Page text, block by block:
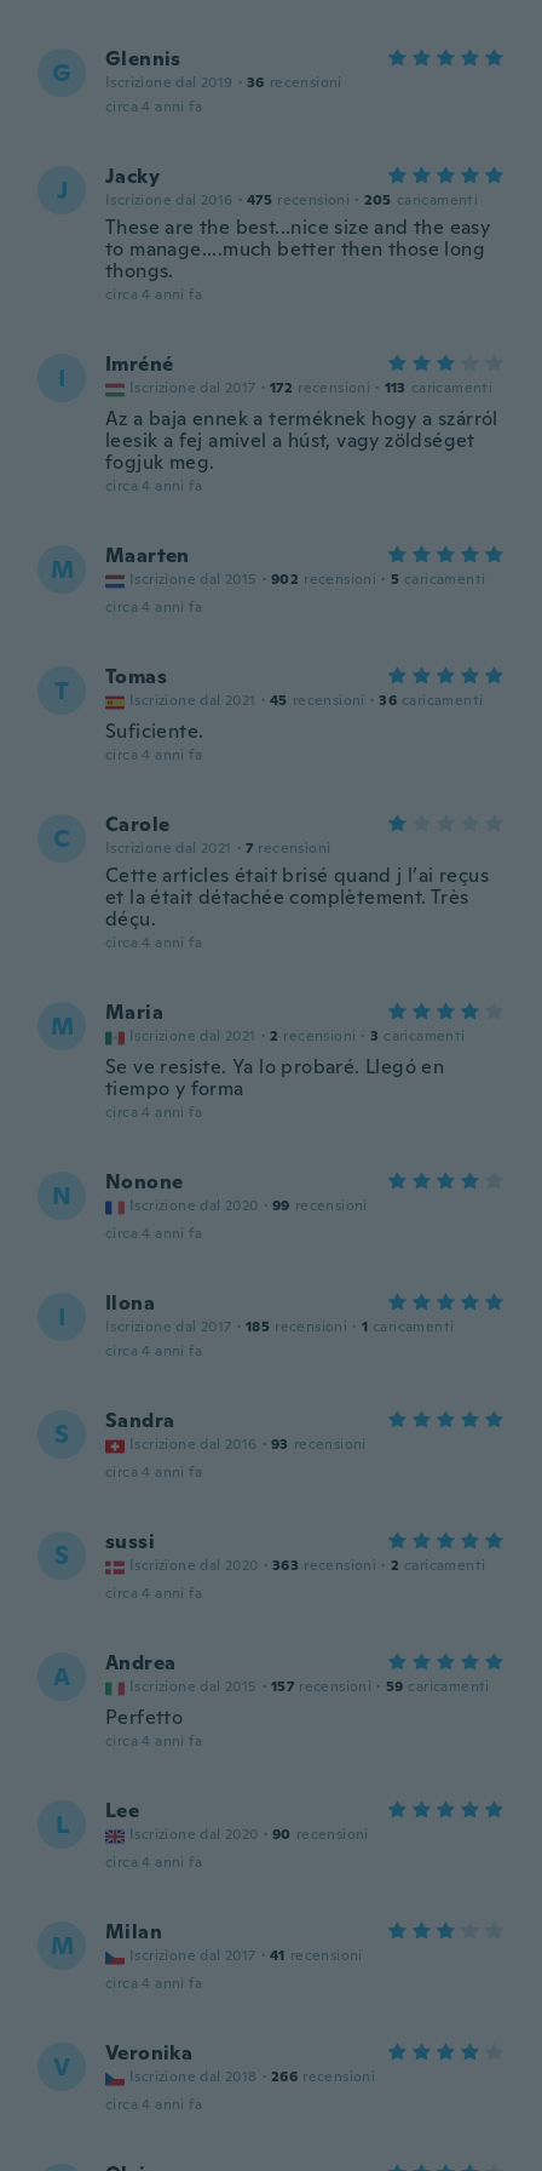
G Glennis
Iscrizione dal 2019 · 36 recensioni
circa 4 anni fa
J Jacky
Iscrizione dal 2016 · 475 recensioni · 205 caricamenti
These are the best...nice size and the easy
to manage....much better then those long
thongs.
circa 4 anni fa
I Imréné
Iscrizione dal 2017 · 172 recensioni · 113 caricamenti
Az a baja ennek a terméknek hogy a szárról
leesik a fej amivel a húst, vagy zöldséget
fogjuk meg.
circa 4 anni fa
M Maarten
Iscrizione dal 2015 · 902 recensioni · 5 caricamenti
circa 4 anni fa
T Tomas
Iscrizione dal 2021 · 45 recensioni · 36 caricamenti
Suficiente.
circa 4 anni fa
C Carole
Iscrizione dal 2021 · 7 recensioni
Cette articles était brisé quand j l’ai reçus
et la était détachée complètement. Très
déçu.
circa 4 anni fa
M Maria
Iscrizione dal 2021 · 2 recensioni · 3 caricamenti
Se ve resiste. Ya lo probaré. Llegó en
tiempo y forma
circa 4 anni fa
N Nonone
Iscrizione dal 2020 · 99 recensioni
circa 4 anni fa
I Ilona
Iscrizione dal 2017 · 185 recensioni · 1 caricamenti
circa 4 anni fa
S Sandra
Iscrizione dal 2016 · 93 recensioni
circa 4 anni fa
S sussi
Iscrizione dal 2020 · 363 recensioni · 2 caricamenti
circa 4 anni fa
A Andrea
Iscrizione dal 2015 · 157 recensioni · 59 caricamenti
Perfetto
circa 4 anni fa
L Lee
Iscrizione dal 2020 · 90 recensioni
circa 4 anni fa
M Milan
Iscrizione dal 2017 · 41 recensioni
circa 4 anni fa
V Veronika
Iscrizione dal 2018 · 266 recensioni
circa 4 anni fa